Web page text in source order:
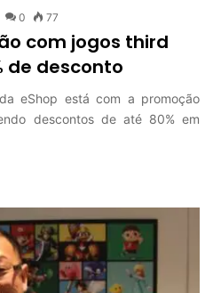
0 77
com jogos third
de desconto
eShop está com a promoção
descontos de até 80% em